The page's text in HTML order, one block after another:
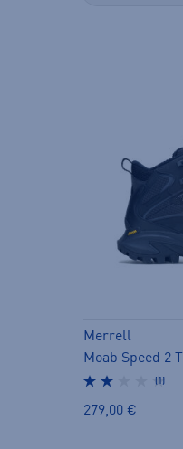
Merrell
(1)
279,00 €